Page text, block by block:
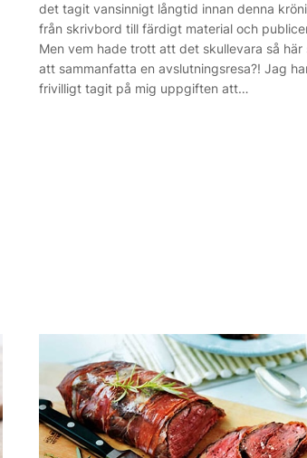
det tagit vansinnigt långtid innan denna
från skrivbord till färdigt material och
Men vem hade trott att det skullevara så här
att sammanfatta en avslutningsresa?! Jag
frivilligt tagit på mig uppgiften att…